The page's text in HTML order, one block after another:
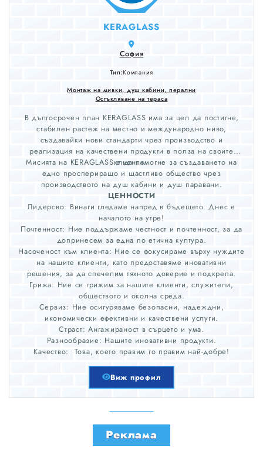
KERAGLASS
София
Тип:Компания
Монтаж на мивки, душ кабини, перални
Остъкляване на тераса
В дългосрочен план KERAGLASS има за цел да постигне,
стабилен растеж на местно и международно ниво,
създавайки нови стандарти чрез производство и
реализация на качествени продукти в полза на своите
клиенти.
Мисията на KERAGLASS е да помогне за създаването на
едно проспериращо и щастливо общество чрез
производството на душ кабини и душ паравани.
ЦЕННОСТИ
Лидерсво: Винаги гледаме напред в бъдещето. Днес е
началото на утре!
Почтенност: Ние поддържаме честност и почтенност, за да
допринесем за една по етична култура.
Насоченост към клиента: Ние се фокусираме върху нуждите
на нашите клиенти, като предоставяме иновативни
решения, за да спечелим тяхното доверие и подкрепа.
Грижа: Ние се грижим за нашите клиенти, служители,
обществото и околна среда.
Сервиз: Ние осигуряваме безопасни, надеждни,
икономически ефективни и качествени услуги.
Страст: Ангажираност в сърцето и ума.
Разнообразие: Нашите иновативни продукти.
Качество: Това, което правим го правим най-добре!
Виж профил
Реклама